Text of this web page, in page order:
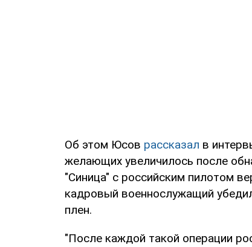
Об этом Юсов рассказал в
желающих увеличилось после
"Синица" с российским пилотом
кадровый военнослужащий
плен.
"После каждой такой операции